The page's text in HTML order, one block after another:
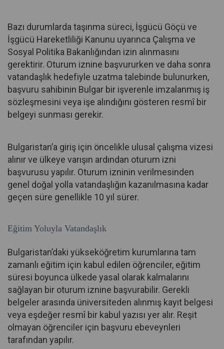
Bazı durumlarda taşınma süreci, İşgücü Göçü ve
İşgücü Hareketliliği Kanunu uyarınca Çalışma ve
Sosyal Politika Bakanlığından izin alınmasını
gerektirir. Oturum iznine başvururken ve daha sonra
vatandaşlık hedefiyle uzatma talebinde bulunurken,
başvuru sahibinin Bulgar bir işverenle imzalanmış iş
sözleşmesini veya işe alındığını gösteren resmî bir
belgeyi sunması gerekir.
Bulgaristan’a giriş için öncelikle ulusal çalışma vizesi
alınır ve ülkeye varışın ardından oturum izni
başvurusu yapılır. Oturum izninin verilmesinden
genel doğal yolla vatandaşlığın kazanılmasına kadar
geçen süre genellikle 10 yıl sürer.
Eğitim Yoluyla Vatandaşlık
Bulgaristan’daki yükseköğretim kurumlarına tam
zamanlı eğitim için kabul edilen öğrenciler, eğitim
süresi boyunca ülkede yasal olarak kalmalarını
sağlayan bir oturum iznine başvurabilir. Gerekli
belgeler arasında üniversiteden alınmış kayıt belgesi
veya eşdeğer resmî bir kabul yazısı yer alır. Reşit
olmayan öğrenciler için başvuru ebeveynleri
tarafından yapılır.